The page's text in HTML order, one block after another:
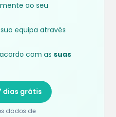
ao seu
equipa através
com as suas
dias grátis
dados de